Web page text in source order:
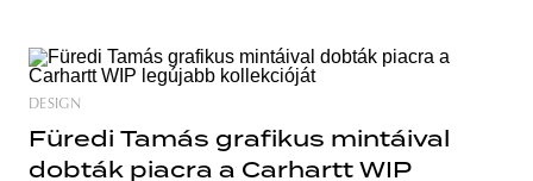
DESIGN
Füredi Tamás grafikus mintáival
dobták piacra a Carhartt WIP